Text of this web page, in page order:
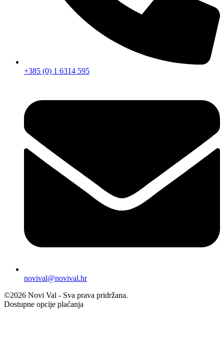
+385 (0) 1 6314 595
novival@novival.hr
©2026 Novi Val - Sva prava pridržana.
Dostupne opcije plaćanja